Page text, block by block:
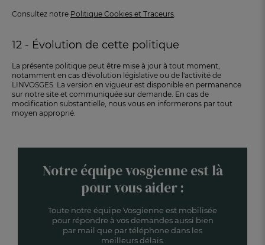
Consultez notre Politique Cookies et Traceurs
12 - Évolution de cette politique
La présente politique peut être mise à jour à tout moment,
notamment en cas d'évolution législative ou de l'activité de
LINVOSGES. La version en vigueur est disponible en permanence
sur notre site et communiquée sur demande. En cas de
modification substantielle, nous vous en informerons par tout
moyen approprié.
Notre équipe vosgienne est là
pour vous aider :
Toute notre équipe Vosgienne est mobilisée
pour répondre à vos demandes aussi bien
par mail que par téléphone dans les
meilleurs délais.